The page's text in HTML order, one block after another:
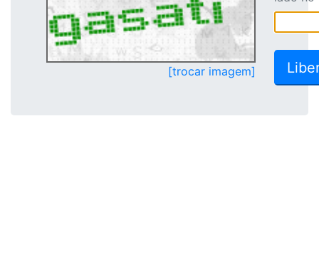
[trocar imagem]